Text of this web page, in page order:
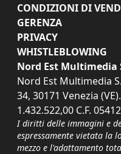
CONDIZIONI DI
GERENZA
PRIVACY
WHISTLEBLOWING
Nord Est Multimedia
Nord Est Multimedia
34, 30171 Venezia
1.432.522,00 C.F.
I diritti delle immagini e
espressamente vietata la
mezzo e l'adattamento